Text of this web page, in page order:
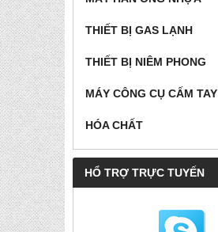
THIẾT BỊ GAS LẠNH
THIẾT BỊ NIÊM PHONG
MÁY CÔNG CỤ CẤM TAY
HÓA CHẤT
HỔ TRỢ TRỰC TUYẾN